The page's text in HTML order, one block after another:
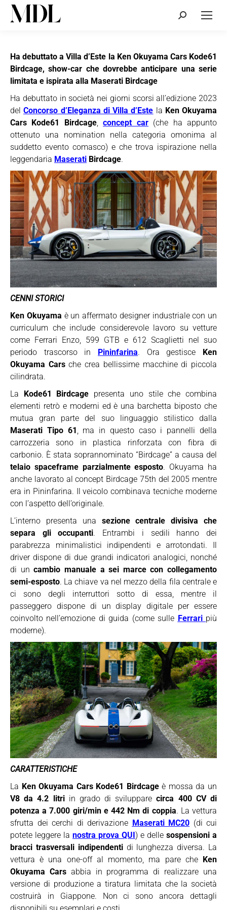
Cerca:
Ha debuttato a Villa d’Este la Ken Okuyama Cars Kode61
Birdcage, show-car che dovrebbe anticipare una serie
limitata e ispirata alla Maserati Birdcage
Ha debuttato in società nei giorni scorsi all’edizione 2023
delConcorso d’Eleganza di Villa d’Este la Ken Okuyama
Cars Kode61 Birdcage,concept car(che ha appunto
ottenuto una nomination nella categoria omonima al
suddetto evento comasco) e che trova ispirazione nella
leggendaria Maserati Birdcage.
CENNI STORICI
Ken Okuyama è un affermato designer industriale con un
curriculum che include considerevole lavoro su vetture
come Ferrari Enzo, 599 GTB e 612 Scaglietti nel suo
periodo trascorso in Pininfarina. Ora gestisce Ken
Okuyama Carsche crea bellissime macchine di piccola
cilindrata.
La Kode61 Birdcage presenta uno stile che combina
elementi retrò e moderni ed è una barchetta biposto che
mutua gran parte del suo linguaggio stilistico dalla
Maserati Tipo 61 , ma in questo caso i pannelli della
carrozzeria sono in plastica rinforzata con fibra di
carbonio. È stata soprannominato “Birdcage” a causa del
telaio spaceframe parzialmente esposto. Okuyama ha
anche lavorato al concept Birdcage 75th del 2005 mentre
era in Pininfarina. Il veicolo combinava tecniche moderne
con l’aspetto dell’originale.
L’interno presenta una sezione centrale divisiva che
separa gli occupanti. Entrambi i sedili hanno dei
parabrezza minimalistici indipendenti e arrotondati. Il
driver dispone di due grandi indicatori analogici, nonché
di uncambio manuale a sei marce con collegamento
semi-esposto. La chiave va nel mezzo della fila centrale e
ci sono degli interruttori sotto di essa, mentre il
passeggero dispone di un display digitale per essere
coinvolto nell’emozione di guida (come sulle Ferrari più
moderne).
CARATTERISTICHE
La Ken Okuyama Cars Kode61 Birdcageè mossa da un
V8 da 4.2 litriin grado di svilupparecirca 400 CV di
potenza a 7.000 giri/min e 442 Nm di coppia. La vettura
sfrutta dei cerchi di derivazione Maserati MC20 (di cui
potete leggere la nostra prova QUI) e delle sospensioni a
bracci trasversali indipendentidi lunghezza diversa. La
vettura è una one-off al momento, ma pare che Ken
Okuyama Carsabbia in programma di realizzare una
versione di produzione a tiratura limitata che la società
costruirà in Giappone. Non ci sono ancora dettagli